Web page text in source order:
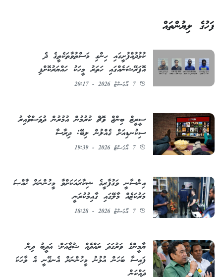
ފަހުގެ ލިޔުންތައް
ކުޅުދުއްފުށީގައި ހިންގި މަސްތުވާތަކެތީގެ ދެ
އޮޕަރޭޝަނެއްގައި ހަތަރު މީހަކު ހައްޔަރުކޮށްފި
7 އޯގަސްޓު 2026 - 20:17
ސީރީޒް ބިންޖް ވޮޗް ކުރުމުން އުމުރުން ދުވަސްވާއިރު
ސިކުނޑިއަށް ގެއްލުން ލިބޭ: ދިރާސާ
7 އޯގަސްޓު 2026 - 19:39
އިންސާނީ ވަގުފާރީގެ ޝިކާރައަކަށްވާ މީހުންނަށް ޚާއްޞަ
މަރުކަޒެއް މާލޭގައި ގާއިމުކުރަނީ
7 އޯގަސްޓު 2026 - 18:28
ޔާމީންގެ ވަރުގަދަ ރައްދެއް ޝުޖާއަށް؛ އަދީބު ދިން
ފައިސާ ބަހަން އުޅުނު މީހުންނަށް އެނގޭނީ އެ ވާހަކަ
ދައްކަން